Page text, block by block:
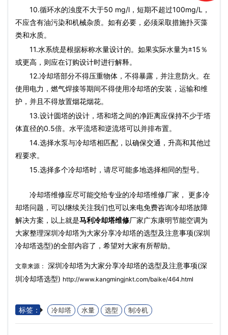
10.循环水的浊度不大于50 mg/l，短期不超过100mg/L，
不应含有油污染和机械杂质。如有必要，必须采取措施扑灭藻
类和水质。
11.水系统是根据标称水量设计的。如果实际水量为±15％
或更高，则应在订购设计时进行解释。
12.冷却塔部分不得压重物体，不得暴露，并注意防火。在
使用电力，燃气焊接等期间不得使用冷却塔的安装，运输和维
护，并且不得放置烟花烟花。
13.设计圆塔的设计，塔和塔之间的净距离应保持不少于塔
体直径的0.5倍。水平流塔和逆流塔可以并排布置。
14.选择水泵与冷却塔相匹配，以确保交通，升高和其他过
程要求。
15.选择多个冷却塔时，请尽可能多地选择相同的型号。
冷却塔维修应尽可能交给专业的冷却塔维修厂家， 更多冷
却塔问题，可以继续关注我们也可以来电免费咨询冷却塔故障
解决方案，以上就是马利冷却塔维修厂家广东康明节能空调为
大家整理深圳冷却塔为大家分享冷却塔的选型及注意事项(深圳
冷却塔选型)的全部内容了，希望对大家有所帮助。
文章来源： 深圳冷却塔为大家分享冷却塔的选型及注意事项(深
圳冷却塔选型) http://www.kangmingjnkt.com/baike/464.html
标签： 冷却塔 水量 选型 制冷机